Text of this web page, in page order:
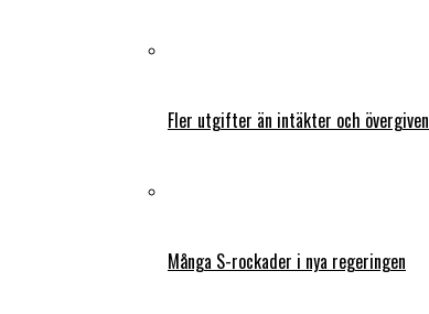
Fler utgifter än intäkter och
Många S-rockader i nya regeringen